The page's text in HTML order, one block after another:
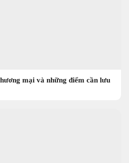
mại và những điểm cần lưu